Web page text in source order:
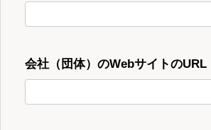
会社（団体）のWebサイトのURL